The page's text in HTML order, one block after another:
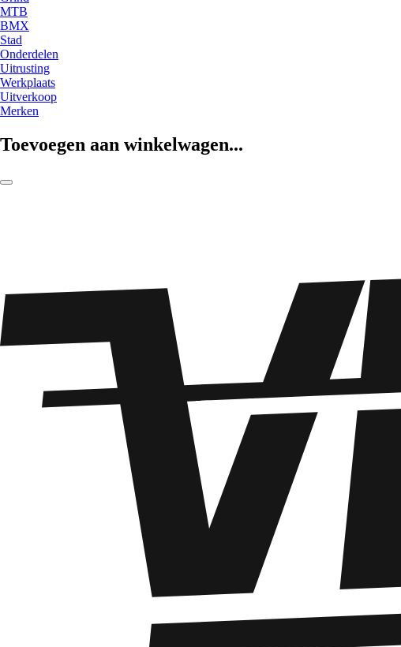
MTB
BMX
Stad
Onderdelen
Uitrusting
Werkplaats
Uitverkoop
Merken
Toevoegen aan winkelwagen...